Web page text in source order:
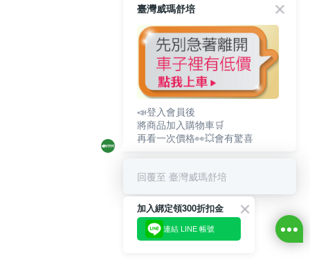
臺灣威瑪舒培
📣登入會員後
將商品加入購物車🛒
再看一次價格👀💥會有驚喜
回覆至 臺灣威瑪舒培
加入綁定領300折扣金
連結 LINE 帳號